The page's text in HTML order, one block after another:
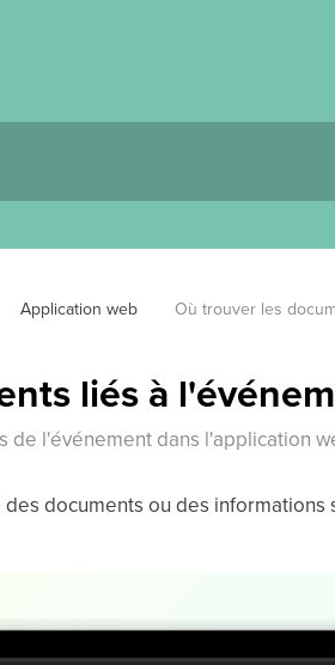
Application web Où trouver les
liés à
de l'événement dans l'application
documents ou des